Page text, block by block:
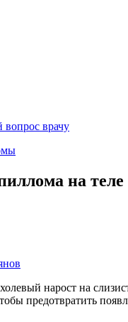
вопрос врачу
на теле
нарост на
предотвратить